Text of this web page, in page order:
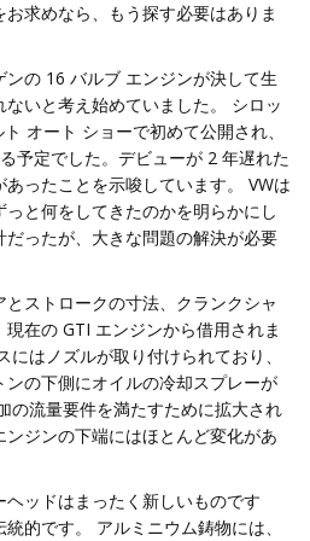
求めなら、もう探す必要はありま
の 16 バルブ エンジンが決して生
いと考え始めていました。 シロッ
オート ショーで初めて公開され、
予定でした。デビューが 2 年遅れた
ったことを示唆しています。 VWは
と何をしてきたのかを明らかにし
ったが、大きな問題の解決が必要
ストロークの寸法、クランクシャ
在の GTI エンジンから借用されま
はノズルが取り付けられており、
の下側にオイルの冷却スプレーが
の流量要件を満たすために拡大され
ジンの下端にはほとんど変化があ
ッドはまったく新しいものです
的です。 アルミニウム鋳物には、